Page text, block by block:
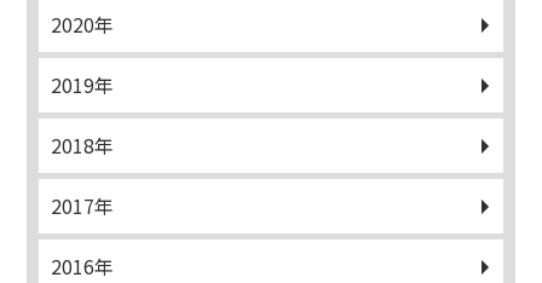
2020年
2019年
2018年
2017年
2016年